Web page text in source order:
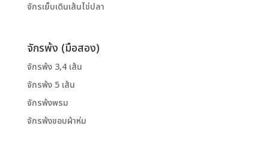
จักรเย็บเดินเส้นไข่ปลา
จักรพ้ง (มือสอง)
จักรพ้ง 3,4 เส้น
จักรพ้ง 5 เส้น
จักรพ้งพรม
จักรพ้งขอบผ้าห่ม